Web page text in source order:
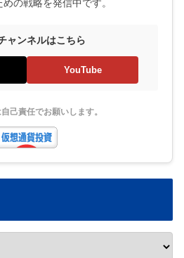
の戦略を発信中です。
ャンネルはこちら
YouTube
己責任でお願いします。